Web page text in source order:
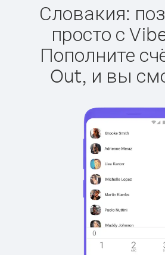
Словакия:
просто с
Пополните
Out, и вы